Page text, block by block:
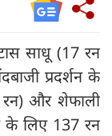
साधू (17 रन
प्रदर्शन के
रन) और शेफाली
के लिए 137 रन